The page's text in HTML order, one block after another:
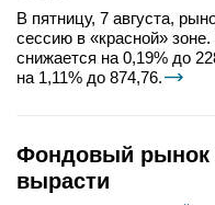
В пятницу, 7 августа,
сессию в «красной»
снижается на 0,19% до
на 1,11% до 874,76.
Фондовый рынок
вырасти